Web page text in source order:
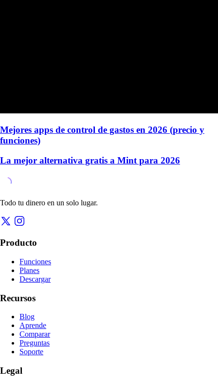
Mejores apps de control de gastos en 2026 (precio y
funciones)
La mejor alternativa gratis a Mint para 2026
Todo tu dinero en un solo lugar.
Producto
Funciones
Planes
Descargar
Recursos
Blog
Aprende
Comparar
Preguntas
Soporte
Legal